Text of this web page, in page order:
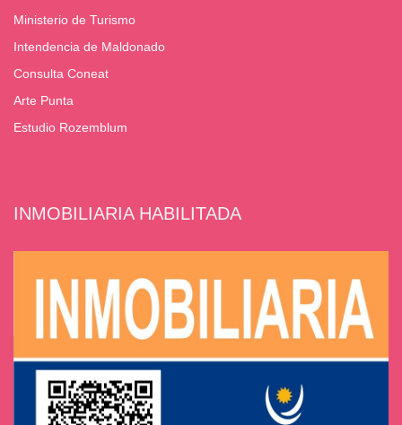
Ministerio de Turismo
Intendencia de Maldonado
Consulta Coneat
Arte Punta
Estudio Rozemblum
INMOBILIARIA HABILITADA